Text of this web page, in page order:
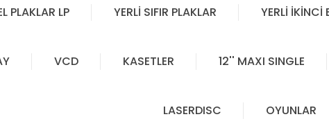
PLAKLAR LP YERLİ SIFIR PLAKLAR YERLİ İKİNCİ
VCD KASETLER 12'' MAXI SINGLE
LASERDISC OYUNLAR